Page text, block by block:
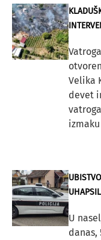
Velika
devet
U
danas,